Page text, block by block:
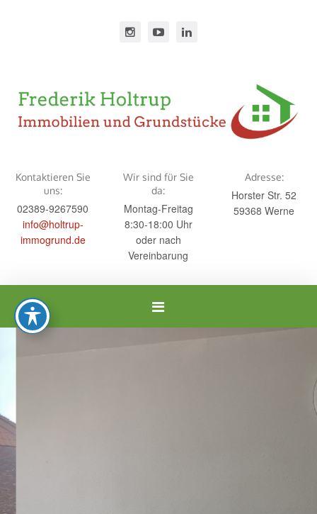
Kontaktieren Sie
uns:
02389-9267590
info@holtrup-
immogrund.de
Wir sind für Sie
da:
Montag-Freitag
8:30-18:00 Uhr
oder nach
Vereinbarung
Adresse:
Horster Str. 52
59368 Werne
Navigation